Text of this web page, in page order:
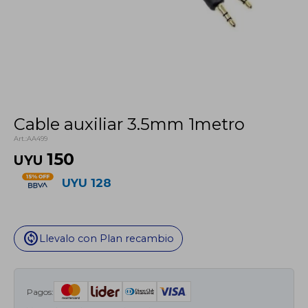
Cable auxiliar 3.5mm 1metro
AA499
UYU 150
UYU 128
change_circle Llevalo con Plan recambio
Pagos: